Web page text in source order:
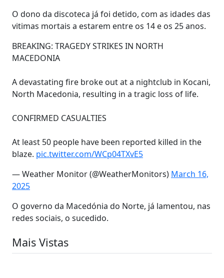
O dono da discoteca já foi detido, com as idades das
vitimas mortais a estarem entre os 14 e os 25 anos.
BREAKING: TRAGEDY STRIKES IN NORTH
MACEDONIA
A devastating fire broke out at a nightclub in Kocani,
North Macedonia, resulting in a tragic loss of life.
CONFIRMED CASUALTIES
At least 50 people have been reported killed in the
blaze. pic.twitter.com/WCp04TXvE5
— Weather Monitor (@WeatherMonitors) March 16,
2025
O governo da Macedónia do Norte, já lamentou, nas
redes sociais, o sucedido.
Mais Vistas